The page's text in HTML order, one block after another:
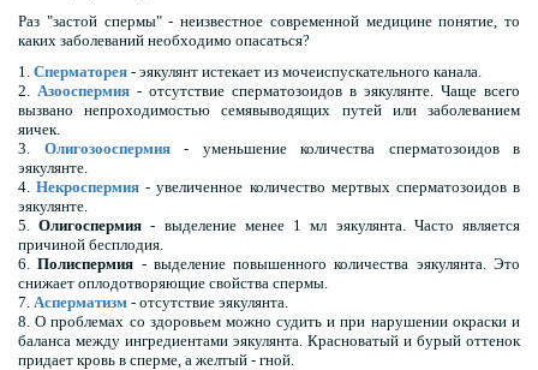
Раз "застой спермы" - неизвестное современной медицине понятие, то
каких заболеваний необходимо опасаться?
1. Сперматорея - эякулянт истекает из мочеиспускательного канала.
2. Азооспермия - отсутствие сперматозоидов в эякулянте. Чаще всего
вызвано непроходимостью семявыводящих путей или заболеванием
яичек.
3. Олигозооспермия- уменьшение количества сперматозоидов в
эякулянте.
4.Некроспермия - увеличенное количество мертвых сперматозоидов в
эякулянте.
5.Олигоспермия - выделение менее 1 мл эякулянта. Часто является
причиной бесплодия.
6.Полиспермия - выделение повышенного количества эякулянта. Это
снижает оплодотворяющие свойства спермы.
7. Асперматизм - отсутствие эякулянта.
8. О проблемах со здоровьем можно судить и при нарушении окраски и
баланса между ингредиентами эякулянта. Красноватый и бурый оттенок
придает кровь в сперме, а желтый - гной.